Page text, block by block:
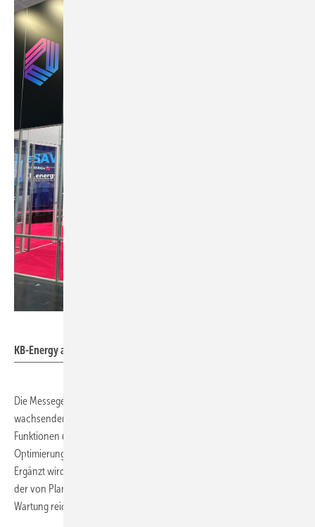
KB-Energy auf der Smarter E
Die Messegespräche bestätigten nach Unternehmensangaben den
wachsenden Bedarf an Speichern, die nicht nur technische
Funktionen übernehmen, sondern als wirtschaftliches Instrument zur
Optimierung von Energiekosten und Vermarktungserlösen dienen.
Ergänzt wird das Angebot durch einen umfassenden Projektansatz,
der von Planung und Finanzierung bis hin zu Betrieb, Monitoring und
Wartung reicht.